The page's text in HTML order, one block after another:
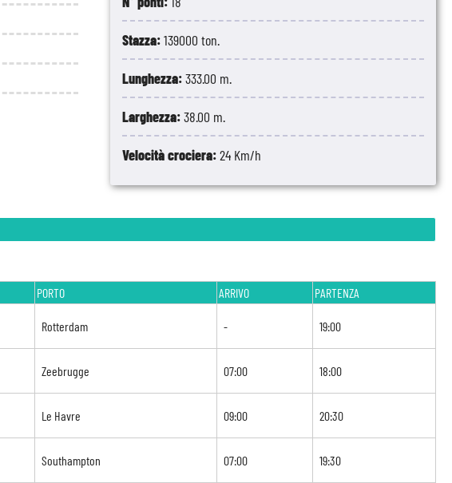
Stazza:139000 ton.
Lunghezza:333.00 m.
Larghezza:38.00 m.
Velocità crociera:24 Km/h
PORTO ARRIVO PARTENZA
Rotterdam - 19:00
Zeebrugge 07:00 18:00
Le Havre 09:00 20:30
Southampton 07:00 19:30